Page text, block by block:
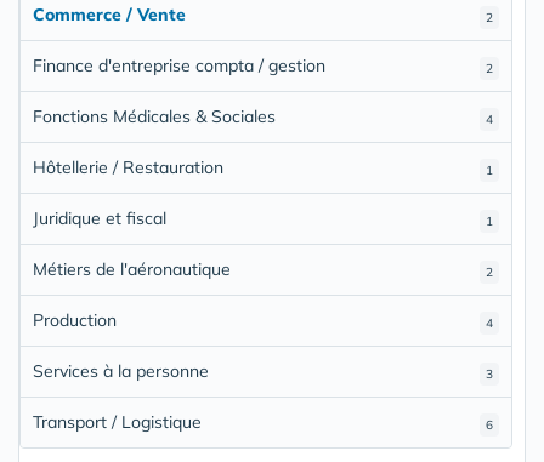
2
Commerce / Vente
2
Finance d'entreprise compta / gestion
4
Fonctions Médicales & Sociales
1
Hôtellerie / Restauration
1
Juridique et fiscal
2
Métiers de l'aéronautique
4
Production
3
Services à la personne
6
Transport / Logistique